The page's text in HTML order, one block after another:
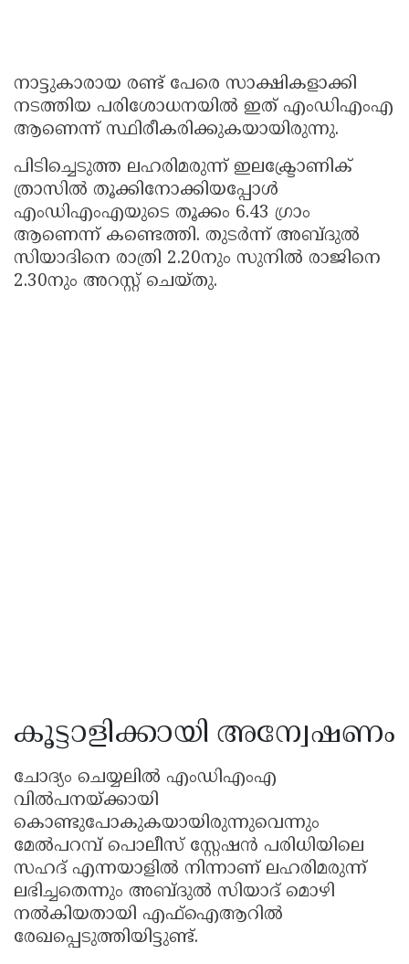
നാട്ടുകാരായ രണ്ട് പേരെ സാക്ഷികളാക്കി
നടത്തിയ പരിശോധനയിൽ ഇത് എംഡിഎംഎ
ആണെന്ന് സ്ഥിരീകരിക്കുകയായിരുന്നു.
പിടിച്ചെടുത്ത ലഹരിമരുന്ന് ഇലക്ട്രോണിക്
ത്രാസിൽ തൂക്കിനോക്കിയപ്പോൾ
എംഡിഎംഎയുടെ തൂക്കം 6.43 ഗ്രാം
ആണെന്ന് കണ്ടെത്തി. തുടർന്ന് അബ്ദുൽ
സിയാദിനെ രാത്രി 2.20നും സുനിൽ രാജിനെ
2.30നും അറസ്റ്റ് ചെയ്തു.
കൂട്ടാളിക്കായി അന്വേഷണം
ചോദ്യം ചെയ്യലിൽ എംഡിഎംഎ
വിൽപനയ്ക്കായി
കൊണ്ടുപോകുകയായിരുന്നുവെന്നും
മേൽപറമ്പ് പൊലീസ് സ്റ്റേഷന്‍ പരിധിയിലെ
സഹദ് എന്നയാളിൽ നിന്നാണ് ലഹരിമരുന്ന്
ലഭിച്ചതെന്നും അബ്ദുൽ സിയാദ് മൊഴി
നൽകിയതായി എഫ്ഐആറിൽ
രേഖപ്പെടുത്തിയിട്ടുണ്ട്.